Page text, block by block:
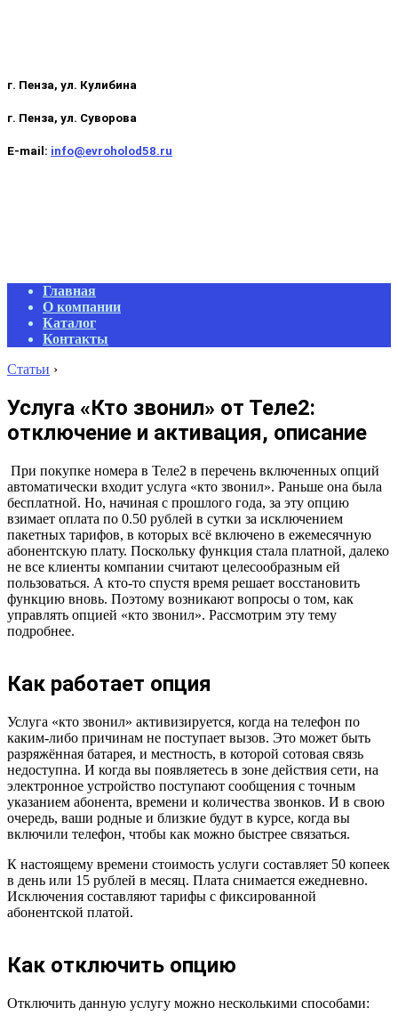
г. Пенза, ул. Кулибина
г. Пенза, ул. Суворова
E-mail: info@evroholod58.ru
Primary
Navigation
Menu
Главная
О компании
Каталог
Контакты
Статьи ›
Услуга «Кто звонил» от Теле2:
отключение и активация, описание
При покупке номера в Теле2 в перечень включенных опций
автоматически входит услуга «кто звонил». Раньше она была
бесплатной. Но, начиная с прошлого года, за эту опцию
взимает оплата по 0.50 рублей в сутки за исключением
пакетных тарифов, в которых всё включено в ежемесячную
абонентскую плату. Поскольку функция стала платной, далеко
не все клиенты компании считают целесообразным ей
пользоваться. А кто-то спустя время решает восстановить
функцию вновь. Поэтому возникают вопросы о том, как
управлять опцией «кто звонил». Рассмотрим эту тему
подробнее.
Как работает опция
Услуга «кто звонил» активизируется, когда на телефон по
каким-либо причинам не поступает вызов. Это может быть
разряжённая батарея, и местность, в которой сотовая связь
недоступна. И когда вы появляетесь в зоне действия сети, на
электронное устройство поступают сообщения с точным
указанием абонента, времени и количества звонков. И в свою
очередь, ваши родные и близкие будут в курсе, когда вы
включили телефон, чтобы как можно быстрее связаться.
К настоящему времени стоимость услуги составляет 50 копеек
в день или 15 рублей в месяц. Плата снимается ежедневно.
Исключения составляют тарифы с фиксированной
абонентской платой.
Как отключить опцию
Отключить данную услугу можно несколькими способами: